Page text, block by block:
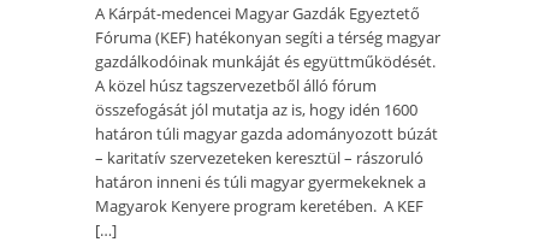
A Kárpát-medencei Magyar Gazdák Egyeztető
Fóruma (KEF) hatékonyan segíti a térség magyar
gazdálkodóinak munkáját és együttműködését.
A közel húsz tagszervezetből álló fórum
összefogását jól mutatja az is, hogy idén 1600
határon túli magyar gazda adományozott búzát
– karitatív szervezeteken keresztül – rászoruló
határon inneni és túli magyar gyermekeknek a
Magyarok Kenyere program keretében. A KEF
[…]